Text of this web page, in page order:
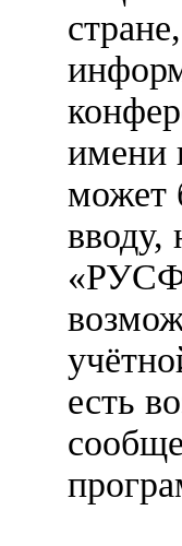
имени
может
вводу,
есть